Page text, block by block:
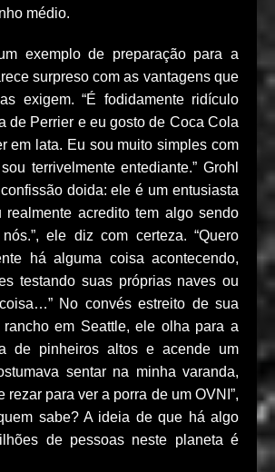
médio.
exemplo de preparação para a
surpreso com as vantagens que
exigem. “É fodidamente ridículo
de Perrier e eu gosto de Coca Cola
em lata. Eu sou muito simples com
terrivelmente entediante.” Grohl
doida: ele é um entusiasta
realmente acredito tem algo sendo
ele diz com certeza. “Quero
há alguma coisa acontecendo,
testando suas próprias naves ou
No convés estreito de sua
em Seattle, ele olha para a
de pinheiros altos e acende um
sentar na minha varanda,
rezar para ver a porra de um OVNI”,
sabe? A ideia de que há algo
de pessoas neste planeta é